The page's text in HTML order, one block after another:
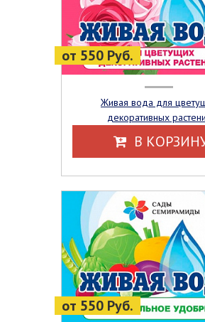
от 550 Руб.
Живая вода для цветущих
декоративных
В
от 550 Руб.